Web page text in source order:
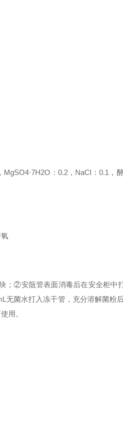
MgSO4·7H2O：0.2，NaCl：0.1
；②安瓿管表面消毒后在安全柜中
无菌水打入冻干管，充分溶解菌
用。